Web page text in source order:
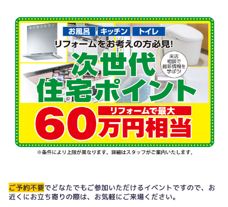
ご予約不要でどなたでもご参加いただけるイベントですので、お
近くにお立ち寄りの際は、お気軽にご来場ください。